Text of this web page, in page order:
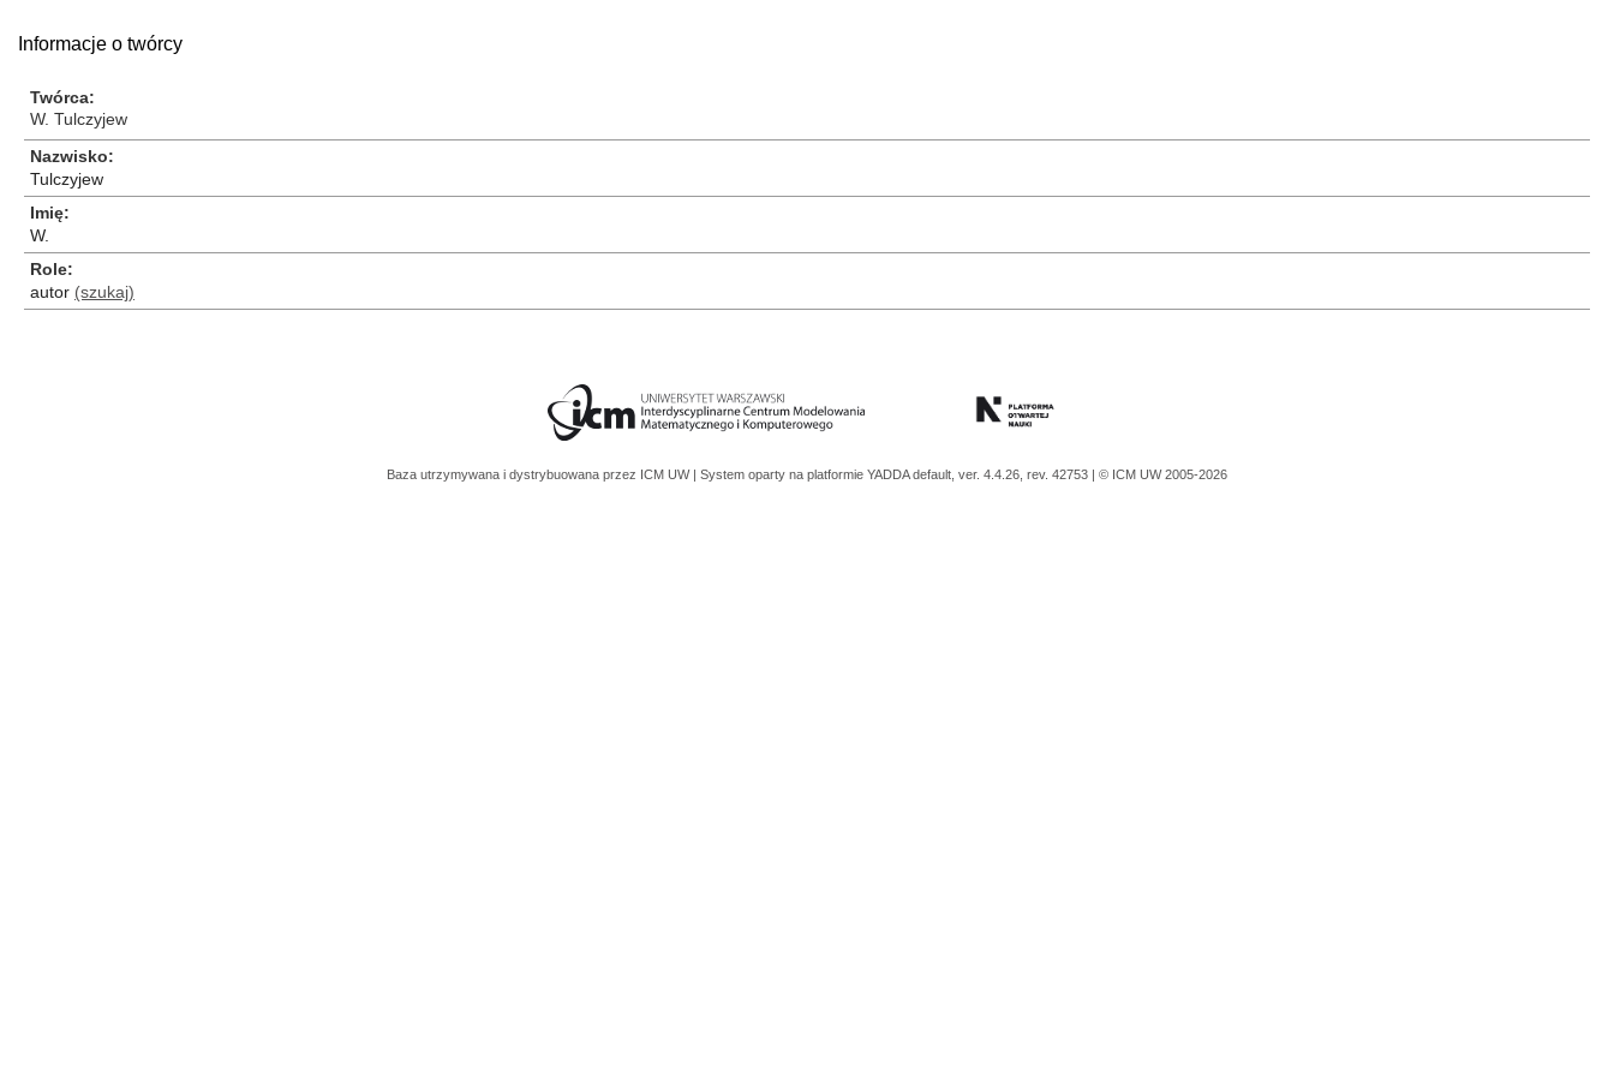
Informacje o twórcy
Twórca
W. Tulczyjew
Nazwisko
Tulczyjew
Imię
W.
Role
autor (szukaj)
Baza utrzymywana i dystrybuowana przez ICM UW | System oparty na platformie YADDAdefault, ver. 4.4.26, rev. 42753 | © ICM UW 2005-2026